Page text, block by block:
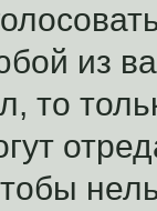
из
то